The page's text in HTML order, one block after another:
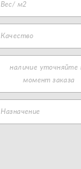
Вес/ м2
Качество
наличие уточняйте
момент заказа
Назначение